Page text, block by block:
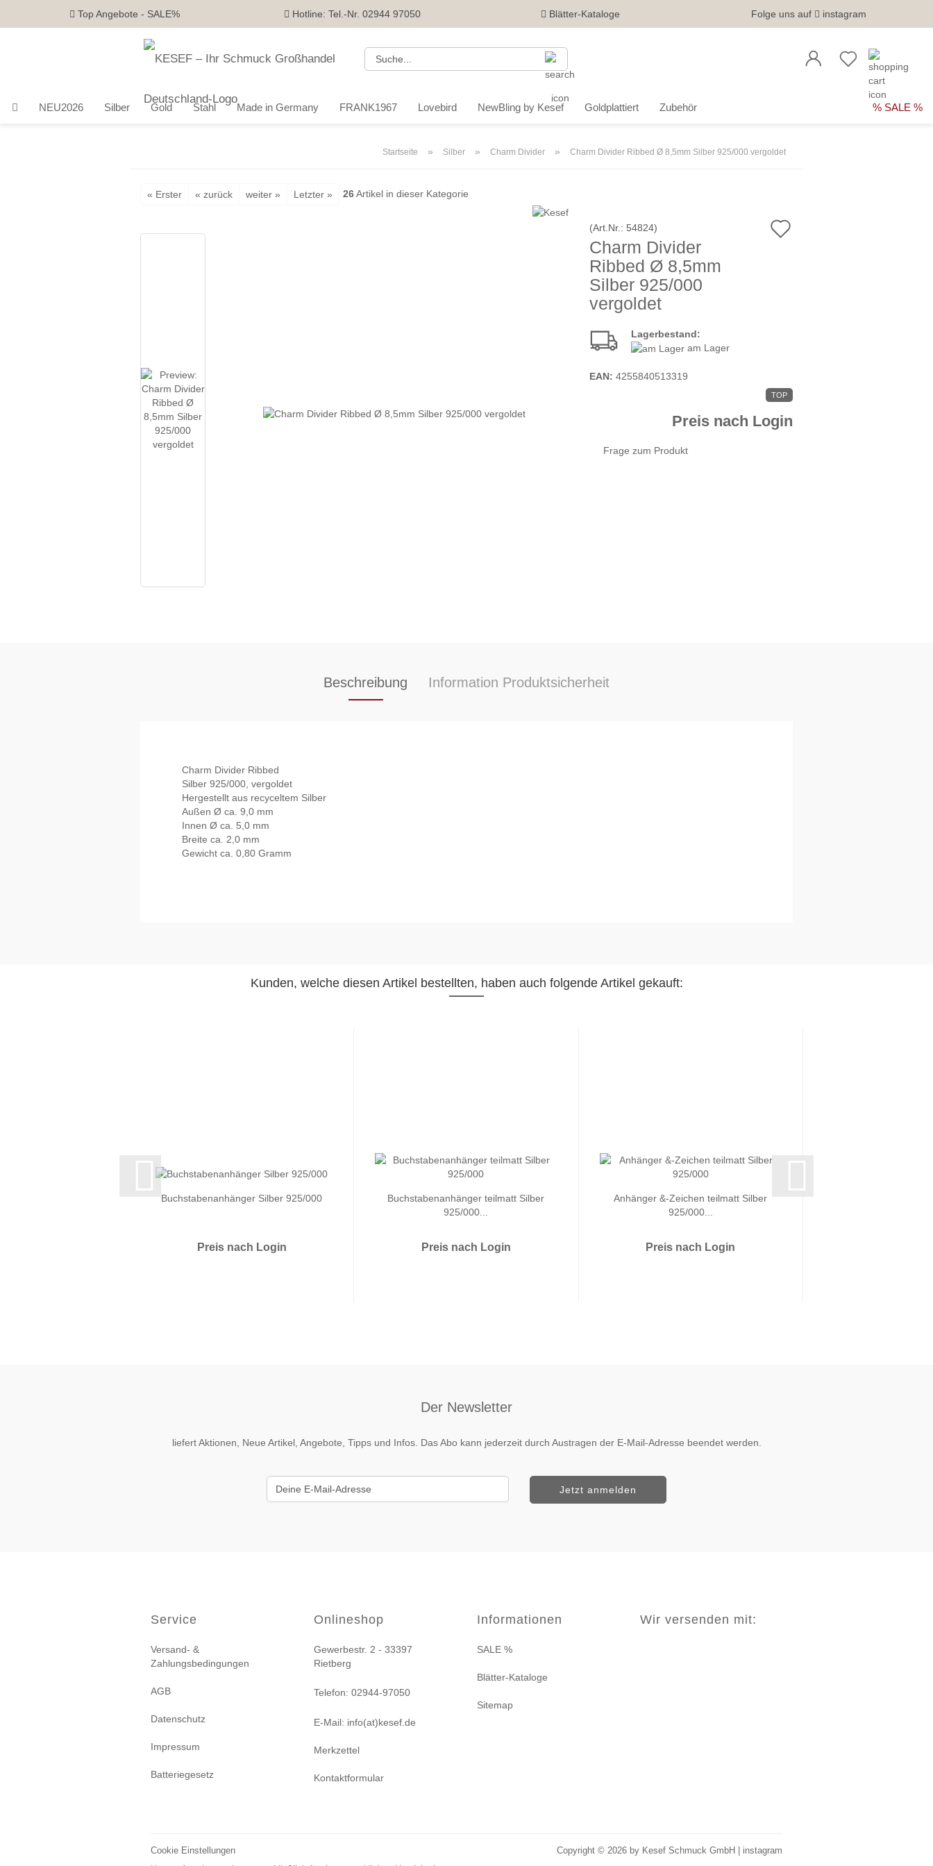
Top Angebote - SALE% Hotline: Tel.-Nr. 02944 97050 Blätter-Kataloge Folge uns auf instagram
NEU2026 Silber Gold Stahl Made in Germany FRANK1967 Lovebird NewBling by Kesef Goldplattiert Zubehör % SALE %
Startseite » Silber » Charm Divider » Charm Divider Ribbed Ø 8,5mm Silber 925/000 vergoldet
« Erster « zurück weiter » Letzter » 26Artikel in dieser Kategorie
(Art.Nr.: 54824)
Charm Divider
Ribbed Ø 8,5mm
Silber 925/000
vergoldet
Lagerbestand:
am Lager
EAN: 4255840513319
TOP
Preis nach Login
Frage zum Produkt
Beschreibung Information Produktsicherheit
Charm Divider Ribbed
Silber 925/000, vergoldet
Hergestellt aus recyceltem Silber
Außen Ø ca. 9,0 mm
Innen Ø ca. 5,0 mm
Breite ca. 2,0 mm
Gewicht ca. 0,80 Gramm
Kunden, welche diesen Artikel bestellten, haben auch folgende Artikel gekauft:
Buchstabenanhänger Silber 925/000
Preis nach Login
Buchstabenanhänger teilmatt Silber
925/000...
Preis nach Login
Anhänger &-Zeichen teilmatt Silber
925/000...
Preis nach Login
Der Newsletter
liefert Aktionen, Neue Artikel, Angebote, Tipps und Infos. Das Abo kann jederzeit durch Austragen der E-Mail-Adresse beendet werden.
Service
Versand- &
Zahlungsbedingungen
AGB
Datenschutz
Impressum
Batteriegesetz
Onlineshop
Gewerbestr. 2 - 33397
Rietberg
Telefon: 02944-97050
E-Mail: info(at)kesef.de
Merkzettel
Kontaktformular
Informationen
SALE %
Blätter-Kataloge
Sitemap
Wir versenden mit:
Cookie Einstellungen
Copyright © 2026 by Kesef Schmuck GmbH | instagram